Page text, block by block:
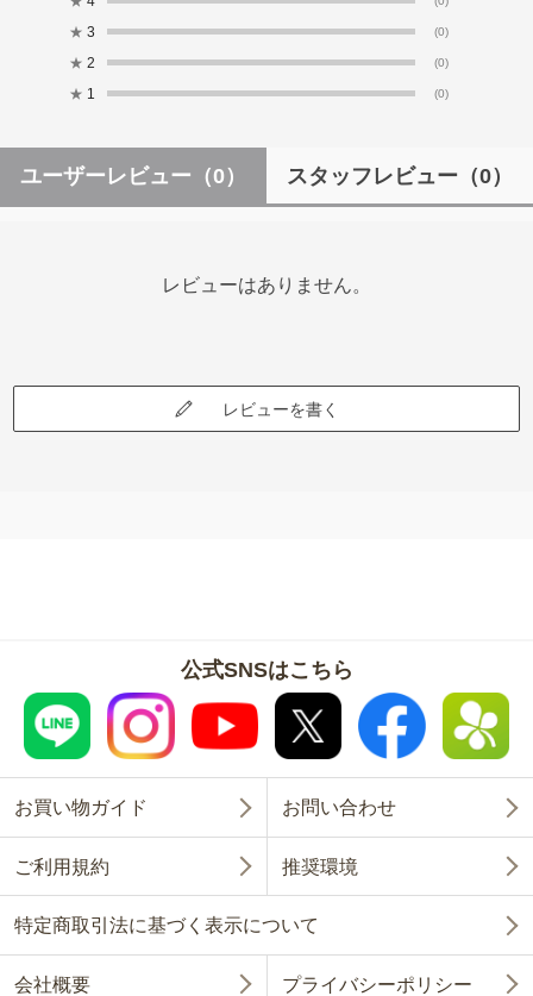
★ 3 (0)
★ 2 (0)
★ 1 (0)
ユーザーレビュー （0） スタッフレビュー （0）
レビューはありません。
レビューを書く
公式SNSはこちら
お買い物ガイド お問い合わせ
ご利用規約 推奨環境
特定商取引法に基づく表示について
会社概要 プライバシーポリシー